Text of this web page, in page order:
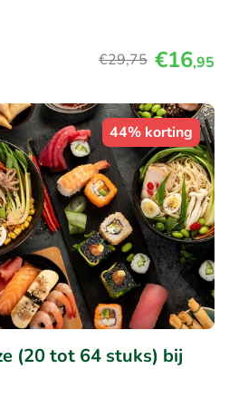
€29,75 €16,95
44% korting
(20 tot 64 stuks) bij